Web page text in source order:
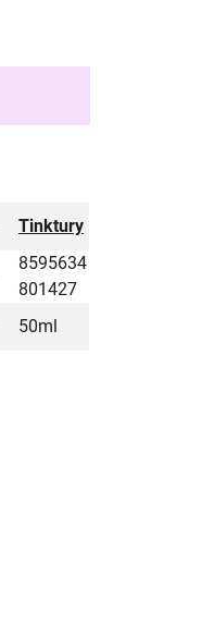
Tinktury
8595634
801427
50ml